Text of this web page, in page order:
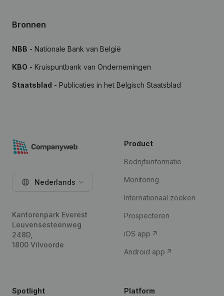
Bronnen
NBB - Nationale Bank van België
KBO - Kruispuntbank van Ondernemingen
Staatsblad - Publicaties in het Belgisch Staatsblad
Nederlands
Kantorenpark Everest
Leuvensesteenweg
248D,
1800 Vilvoorde
Product
Bedrijfsinformatie
Monitoring
Internationaal zoeken
Prospecteren
iOS app
Android app
Spotlight Platform